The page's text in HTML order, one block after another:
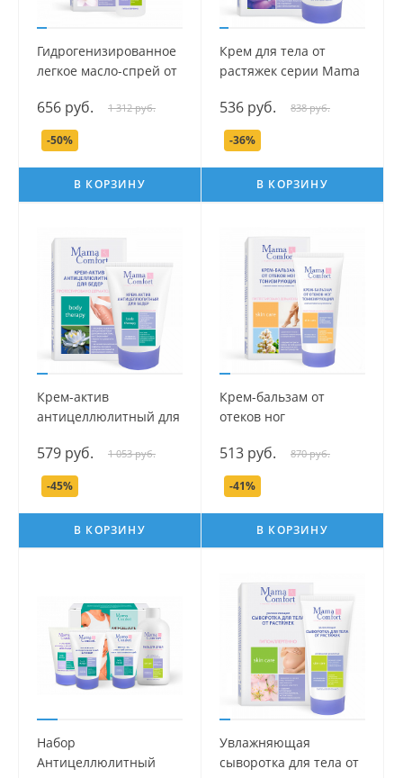
Гидрогенизированное
легкое масло-спрей от
Com.fort, 250 мл.
656 руб. 1 312 руб.
-50%
В КОРЗИНУ
Крем для тела от
растяжек серии Mama
536 руб. 838 руб.
-36%
В КОРЗИНУ
Крем-актив
антицеллюлитный для
Com.fort, 100 мл.
579 руб. 1 053 руб.
-45%
В КОРЗИНУ
Крем-бальзам от
отеков ног
Mama Com.fort, 175 мл.
513 руб. 870 руб.
-41%
В КОРЗИНУ
Набор
Антицеллюлитный
Увлажняющая
сыворотка для тела от